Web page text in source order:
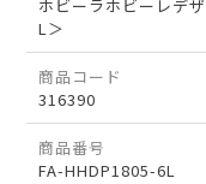
ホビーラホビーレデ
L＞
商品コード
316390
商品番号
FA-HHDP1805-6L